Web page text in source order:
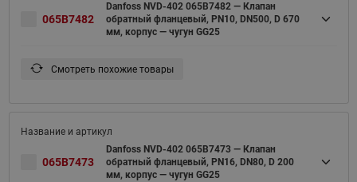
065B7482
Danfoss NVD-402 065B7482 — Клапан
обратный фланцевый, PN10, DN500, D 670
мм, корпус — чугун GG25
Смотреть похожие товары
065B7473
Danfoss NVD-402 065B7473 — Клапан
обратный фланцевый, PN16, DN80, D 200
мм, корпус — чугун GG25